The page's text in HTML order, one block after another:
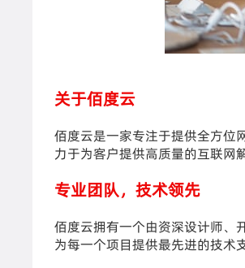
关于佰度云
佰度云是一家专注于提供全方位
力于为客户提供高质量的互联网
专业团队，技术领先
佰度云拥有一个由资深设计师、
为每一个项目提供最先进的技术